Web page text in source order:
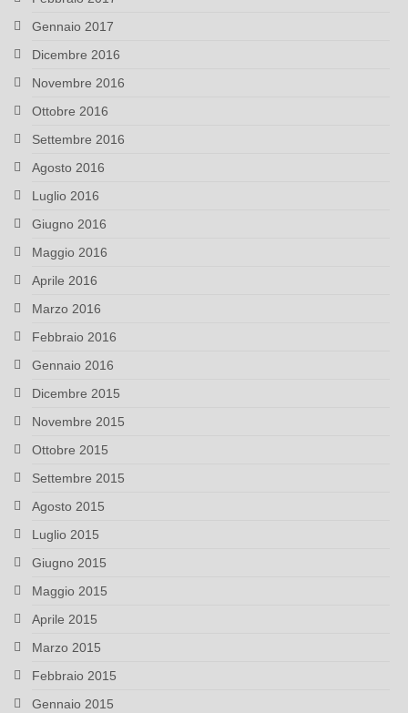
Gennaio 2017
Dicembre 2016
Novembre 2016
Ottobre 2016
Settembre 2016
Agosto 2016
Luglio 2016
Giugno 2016
Maggio 2016
Aprile 2016
Marzo 2016
Febbraio 2016
Gennaio 2016
Dicembre 2015
Novembre 2015
Ottobre 2015
Settembre 2015
Agosto 2015
Luglio 2015
Giugno 2015
Maggio 2015
Aprile 2015
Marzo 2015
Febbraio 2015
Gennaio 2015